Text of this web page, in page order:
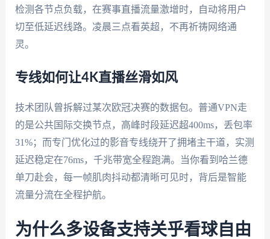
检测各节点负载，在赛事直播流量激增时，自动将用户
切至低延迟线路。凌晨三点看英超，不再祈祷网络通
灵。
专线如何让4K直播丝滑如风
技术团队曾拆解过某次欧冠决赛的数据包。普通VPN走
的是公共国际交换节点，高峰时段延迟超400ms，丢包率
31%；而专门优化过的影音专线绕开了拥堵主干道，实测
延迟稳定在76ms，千兆带宽全程跑满。当你看到哈兰德
单刀赴会，每一帧肌肉抖动都清晰可见时，背后是智能
流量分流在全程护航。
为什么多设备支持关乎看球自由